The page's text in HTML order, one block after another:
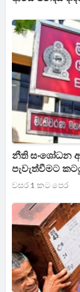
නීති සංශෝධන
පැවැත්වීමට
සභාපති
වසර 1 කට පෙර